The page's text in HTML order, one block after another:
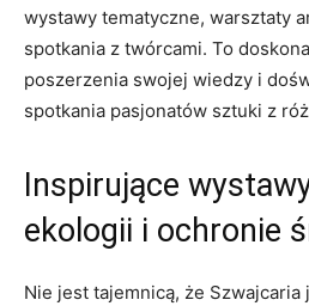
‌wystawy tematyczne,‍ warsztaty
spotkania z twórcami. To
poszerzenia ‍swojej wiedzy i
spotkania pasjonatów sztuki⁣ z
Inspirujące
ekologii i⁣ ochronie
Nie jest⁣ tajemnicą,⁣ że